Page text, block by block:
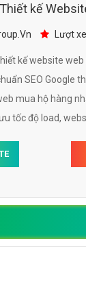
kế
Lượt
kế website
SEO Google
mua hộ hàng
tốc độ load,